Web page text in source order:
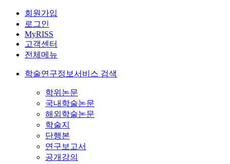
회원가입
로그인
MyRISS
고객센터
전체메뉴
학술연구정보서비스 검색
학위논문
국내학술논문
해외학술논문
학술지
단행본
연구보고서
공개강의